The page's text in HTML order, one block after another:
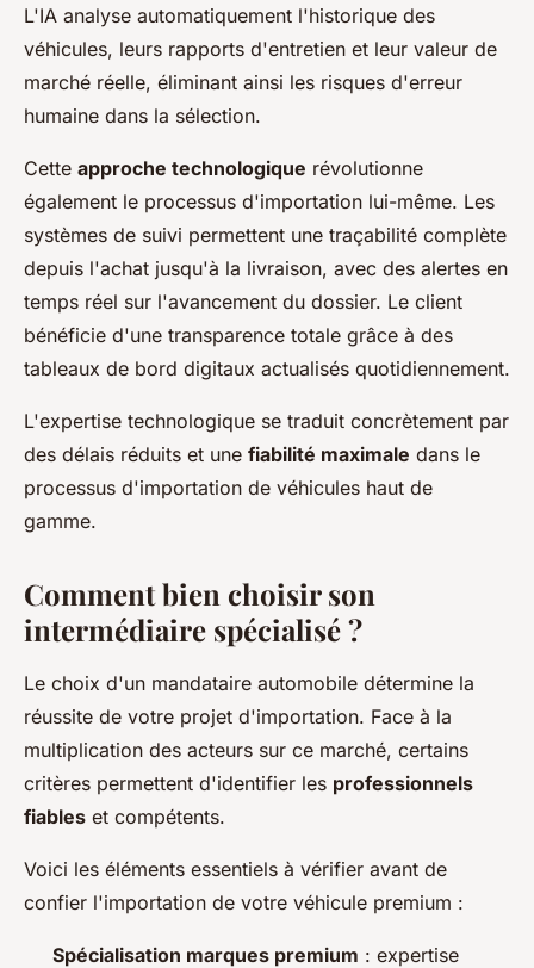
L'IA analyse automatiquement l'historique des
véhicules, leurs rapports d'entretien et leur valeur de
marché réelle, éliminant ainsi les risques d'erreur
humaine dans la sélection.
Cette approche technologique révolutionne
également le processus d'importation lui-même. Les
systèmes de suivi permettent une traçabilité complète
depuis l'achat jusqu'à la livraison, avec des alertes en
temps réel sur l'avancement du dossier. Le client
bénéficie d'une transparence totale grâce à des
tableaux de bord digitaux actualisés quotidiennement.
L'expertise technologique se traduit concrètement par
des délais réduits et une fiabilité maximale dans le
processus d'importation de véhicules haut de
gamme.
Comment bien choisir son
intermédiaire spécialisé ?
Le choix d'un mandataire automobile détermine la
réussite de votre projet d'importation. Face à la
multiplication des acteurs sur ce marché, certains
critères permettent d'identifier les professionnels
fiables et compétents.
Voici les éléments essentiels à vérifier avant de
confier l'importation de votre véhicule premium :
Spécialisation marques premium : expertise